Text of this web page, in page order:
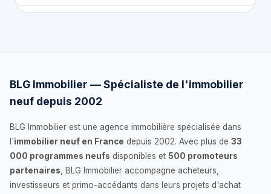
BLG Immobilier — Spécialiste de l'immobilier
neuf depuis 2002
BLG Immobilier est une agence immobilière spécialisée dans
l'immobilier neuf en France depuis 2002. Avec plus de 33
000 programmes neufs disponibles et 500 promoteurs
partenaires , BLG Immobilier accompagne acheteurs,
investisseurs et primo-accédants dans leurs projets d'achat